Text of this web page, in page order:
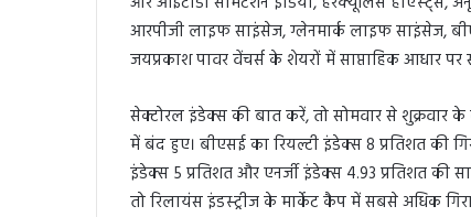
आरपीजी लाइफ साइंसेज, ग्लेनमार्क लाइफ साइंसेज,
जयप्रकाश पावर वेंचर्स के शेयरों में साप्ताहिक आधार
सेक्टोरल इंडेक्स की बात करें, तो सोमवार से शुक्रवार के
में बंद हुए। बीएसई का रियल्टी इंडेक्स 8 प्रतिशत की
इंडेक्स 5 प्रतिशत और एनर्जी इंडेक्स 4.93 प्रतिशत की
तो रिलायंस इंडस्ट्रीज के मार्केट कैप में सबसे अधिक